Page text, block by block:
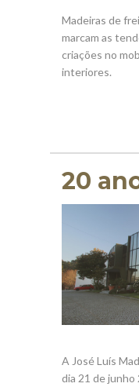
Madeiras de
marcam as
criações no
interiores.
20
A José Luís
dia 21 de junho